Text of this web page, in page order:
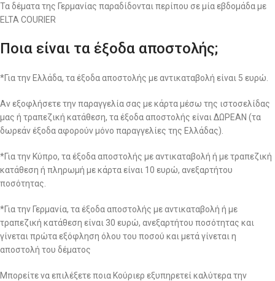
Τα δέματα της Γερμανίας παραδίδονται περίπου σε μία εβδομάδα με
ELTA COURIER
Ποια είναι τα έξοδα αποστολής;
*Για την Ελλάδα, τα έξοδα αποστολής με αντικαταβολή είναι 5 ευρώ.
Αν εξοφλήσετε την παραγγελία σας με κάρτα μέσω της ιστοσελίδας
μας ή τραπεζική κατάθεση, τα έξοδα αποστολής είναι ΔΩΡΕΑΝ (τα
δωρεάν έξοδα αφορούν μόνο παραγγελίες της Ελλάδας).
*Για την Κύπρο, τα έξοδα αποστολής με αντικαταβολή ή με τραπεζική
κατάθεση ή πληρωμή με κάρτα είναι 10 ευρώ, ανεξαρτήτου
ποσότητας.
*Για την Γερμανία, τα έξοδα αποστολής με αντικαταβολή ή με
τραπεζική κατάθεση είναι 30 ευρώ, ανεξαρτήτου ποσότητας και
γίνεται πρώτα εξόφληση όλου του ποσού και μετά γίνεται η
αποστολή του δέματος
Μπορείτε να επιλέξετε ποια Κούριερ εξυπηρετεί καλύτερα την